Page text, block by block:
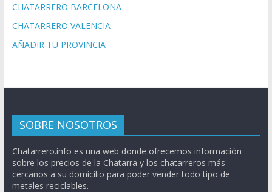
CHATARRERO BARCELONA
CHATARRERO VALENCIA
AÑADIR TU PROVINCIA
SOBRE NOSOTROS
Chatarrero.info es una web donde ofrecemos información
sobre los precios de la Chatarra y los chatarreros más
cercanos a su domicilio para poder vender todo tipo de
metales reciclables.